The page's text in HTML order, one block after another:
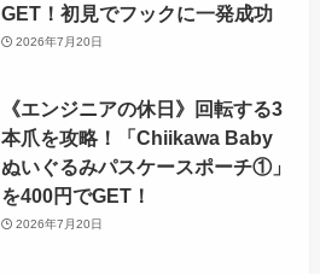
GET！初見でフックに一発成功
2026年7月20日
《エンジニアの休日》回転する3
本爪を攻略！「Chiikawa Baby
ぬいぐるみパスケースポーチ①」
を400円でGET！
2026年7月20日